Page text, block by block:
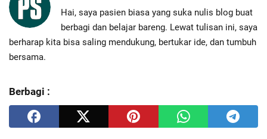
Hai, saya pasien biasa yang suka nulis blog buat
berbagi dan belajar bareng. Lewat tulisan ini, saya
berharap kita bisa saling mendukung, bertukar ide, dan tumbuh
bersama.
Berbagi :